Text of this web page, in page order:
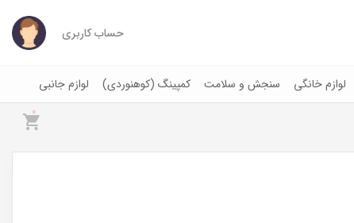
حساب کاربری
لوازم خانگی سنجش و سلامت کمپینگ (کوهنوردی) لوازم جانبی
0